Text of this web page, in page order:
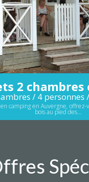
2
/ 4 personnes
camping en Auvergne,
bois au pied des…